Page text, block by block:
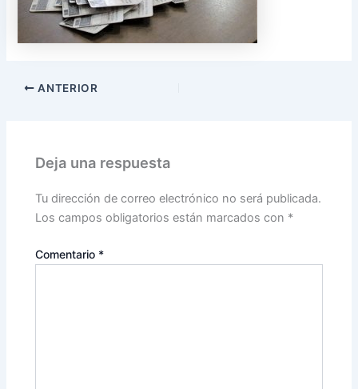
ANTERIOR
Deja una respuesta
Tu dirección de correo electrónico no será publicada.
Los campos obligatorios están marcados con *
Comentario *